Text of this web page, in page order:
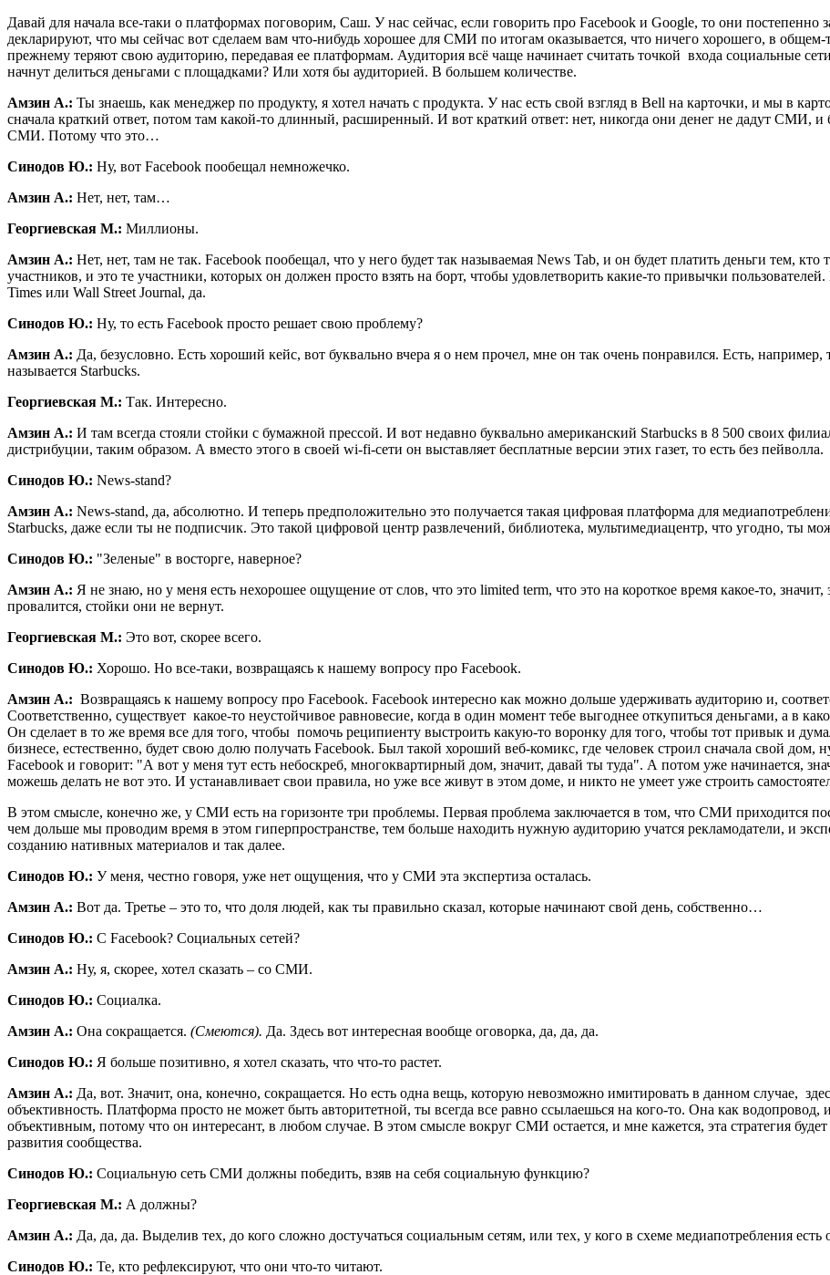
Давай для начала все-таки о платформах поговорим, Саш. У нас сейчас, если говорить про Facebook и Google, то они постепенно
декларируют, что мы сейчас вот сделаем вам что-нибудь хорошее для СМИ по итогам оказывается, что ничего хорошего, в
прежнему теряют свою аудиторию, передавая ее платформам. Аудитория всё чаще начинает считать точкой входа социальные
начнут делиться деньгами с площадками? Или хотя бы аудиторией. В большем количестве.
Амзин А.: Ты знаешь, как менеджер по продукту, я хотел начать с продукта. У нас есть свой взгляд в Bell на карточки, и мы в
сначала краткий ответ, потом там какой-то длинный, расширенный. И вот краткий ответ: нет, никогда они денег не дадут СМИ, и
СМИ. Потому что это…
Синодов Ю.: Ну, вот Facebook пообещал немножечко.
Амзин А.: Нет, нет, там…
Георгиевская М.: Миллионы.
Амзин А.: Нет, нет, там не так. Facebook пообещал, что у него будет так называемая News Tab, и он будет платить деньги тем, кто
участников, и это те участники, которых он должен просто взять на борт, чтобы удовлетворить какие-то привычки
Times или Wall Street Journal, да.
Синодов Ю.: Ну, то есть Facebook просто решает свою проблему?
Амзин А.: Да, безусловно. Есть хороший кейс, вот буквально вчера я о нем прочел, мне он так очень понравился. Есть,
называется Starbucks.
Георгиевская М.: Так. Интересно.
Амзин А.: И там всегда стояли стойки с бумажной прессой. И вот недавно буквально американский Starbucks в 8 500 своих
дистрибуции, таким образом. А вместо этого в своей wi-fi-сети он выставляет бесплатные версии этих газет, то есть без пейволла.
Синодов Ю.: News-stand?
Амзин А.: News-stand, да, абсолютно. И теперь предположительно это получается такая цифровая платформа для
Starbucks, даже если ты не подписчик. Это такой цифровой центр развлечений, библиотека, мультимедиацентр, что угодно, ты
Синодов Ю.: "Зеленые" в восторге, наверное?
Амзин А.: Я не знаю, но у меня есть нехорошее ощущение от слов, что это limited term, что это на короткое время какое-то,
провалится, стойки они не вернут.
Георгиевская М.: Это вот, скорее всего.
Синодов Ю.: Хорошо. Но все-таки, возвращаясь к нашему вопросу про Facebook.
Амзин А.: Возвращаясь к нашему вопросу про Facebook. Facebook интересно как можно дольше удерживать аудиторию и,
Соответственно, существует какое-то неустойчивое равновесие, когда в один момент тебе выгоднее откупиться деньгами, а в
Он сделает в то же время все для того, чтобы помочь реципиенту выстроить какую-то воронку для того, чтобы тот привык и
бизнесе, естественно, будет свою долю получать Facebook. Был такой хороший веб-комикс, где человек строил сначала свой
Facebook и говорит: "А вот у меня тут есть небоскреб, многоквартирный дом, значит, давай ты туда". А потом уже начинается,
можешь делать не вот это. И устанавливает свои правила, но уже все живут в этом доме, и никто не умеет уже строить
В этом смысле, конечно же, у СМИ есть на горизонте три проблемы. Первая проблема заключается в том, что СМИ приходится
чем дольше мы проводим время в этом гиперпространстве, тем больше находить нужную аудиторию учатся рекламодатели, и
созданию нативных материалов и так далее.
Синодов Ю.: У меня, честно говоря, уже нет ощущения, что у СМИ эта экспертиза осталась.
Амзин А.: Вот да. Третье – это то, что доля людей, как ты правильно сказал, которые начинают свой день, собственно…
Синодов Ю.: С Facebook? Социальных сетей?
Амзин А.: Ну, я, скорее, хотел сказать – со СМИ.
Синодов Ю.: Социалка.
Амзин А.: Она сокращается. (Смеются). Да. Здесь вот интересная вообще оговорка, да, да, да.
Синодов Ю.: Я больше позитивно, я хотел сказать, что что-то растет.
Амзин А.: Да, вот. Значит, она, конечно, сокращается. Но есть одна вещь, которую невозможно имитировать в данном случае,
объективность. Платформа просто не может быть авторитетной, ты всегда все равно ссылаешься на кого-то. Она как
объективным, потому что он интересант, в любом случае. В этом смысле вокруг СМИ остается, и мне кажется, эта стратегия будет
развития сообщества.
Синодов Ю.: Социальную сеть СМИ должны победить, взяв на себя социальную функцию?
Георгиевская М.: А должны?
Амзин А.: Да, да, да. Выделив тех, до кого сложно достучаться социальным сетям, или тех, у кого в схеме медиапотребления
Синодов Ю.: Те, кто рефлексируют, что они что-то читают.